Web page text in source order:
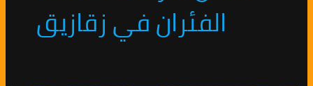
الفئران في زقازيق